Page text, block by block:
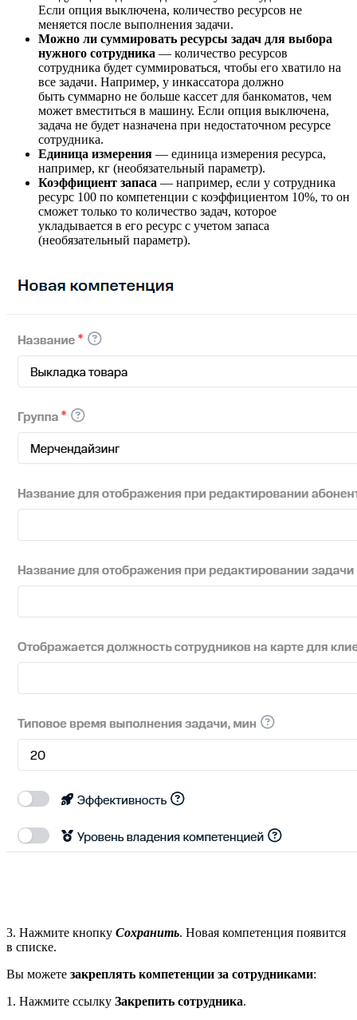
Если опция выключена, количество ресурсов не
меняется после выполнения задачи.
Можно ли суммировать ресурсы задач для выбора
нужного сотрудника — количество ресурсов
сотрудника будет суммироваться, чтобы его хватило на
все задачи. Например, у инкассатора должно
быть суммарно не больше кассет для банкоматов, чем
может вместиться в машину. Если опция выключена,
задача не будет назначена при недостаточном ресурсе
сотрудника.
Единица измерения — единица измерения ресурса,
например, кг (необязательный параметр).
Коэффициент запаса — например, если у сотрудника
ресурс 100 по компетенции с коэффициентом 10%, то он
сможет только то количество задач, которое
укладывается в его ресурс с учетом запаса
(необязательный параметр).
3. Нажмите кнопку Сохранить. Новая компетенция появится
в списке.
Вы можете закреплять компетенции за сотрудниками:
1. Нажмите ссылку Закрепить сотрудника.